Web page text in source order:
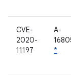
CVE-
2020-
11197
A-
*